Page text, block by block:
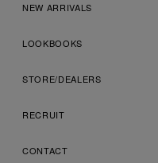
NEW ARRIVALS
LOOKBOOKS
STORE/DEALERS
RECRUIT
CONTACT